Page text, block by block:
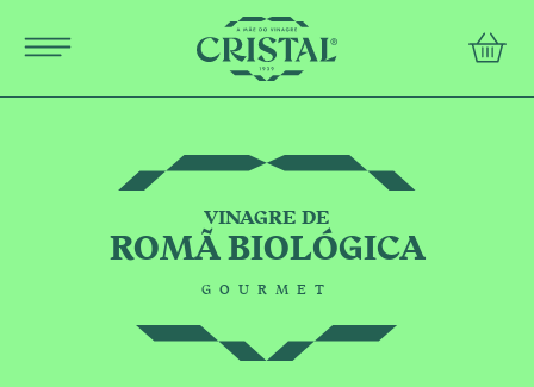
conta
Português
MOTHER OF VINEGAR
VINAGRE DE
ROMÃ BIOLÓGICA
GOURMET